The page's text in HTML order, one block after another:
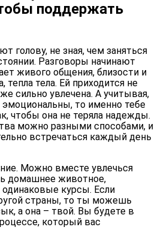
поддержать
голову, не зная, чем заняться
Разговоры начинают
живого общения, близости и
тепла тела. Ей приходится не
сильно увлечена. А учитывая,
то именно тебе
чтобы она не теряла надежды.
можно разными способами, и
встречаться каждый день
Можно вместе увлечься
домашнее животное,
одинаковые курсы. Если
страны, то ты можешь
а она – твой. Вы будете в
который вас